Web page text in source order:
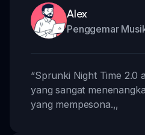
Alex
Penggemar
“Sprunki Night Time 2.0
yang sangat
yang mempesona.,,